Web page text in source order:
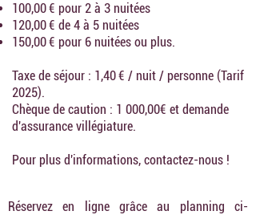
100,00 € pour 2 à 3 nuitées
120,00 € de 4 à 5 nuitées
150,00 € pour 6 nuitées ou plus.
Taxe de séjour : 1,40 € / nuit / personne (Tarif
2025).
Chèque de caution : 1 000,00€ et demande
d'assurance villégiature.
Pour plus d'informations, contactez-nous !
Réservez en ligne grâce au planning ci-